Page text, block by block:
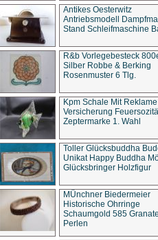
Antikes Oesterwitz
Antriebsmodell
Stand Schleifmaschine
R&b Vorlegebesteck
Silber Robbe & Berking
Rosenmuster 6 Tlg.
Kpm Schale Mit Reklame
Versicherung
Zeptermarke 1. Wahl
Toller Glücksbuddha
Unikat Happy Buddha
Glücksbringer Holzfigur
MÜnchner Biedermeier
Historische Ohrringe
Schaumgold 585
Perlen